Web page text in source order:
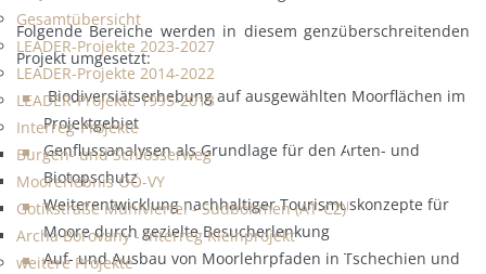
Gesamtübersicht
LEADER-Projekte 2023-2027
LEADER-Projekte 2014-2022
LEADER-Projekte 1995-2013
Interreg-Projekte
Burgen- und Schlösserweg
Moorerlebnis OÖ-VY
Gotikstraße Mühlviertel - Südböhmen (AT-CZ)
Archa Borovany - Interreg Kleinprojekt
weitere Projekte
Folgende Bereiche werden in diesem genzüberschreitenden
Projekt umgesetzt:
Biodiversiätserhebung auf ausgewählten Moorflächen im
Projektgebiet
Genflussanalysen als Grundlage für den Arten- und
Biotopschutz
Weiterentwicklung nachhaltiger Tourismuskonzepte für
Moore durch gezielte Besucherlenkung
Auf- und Ausbau von Moorlehrpfaden in Tschechien und